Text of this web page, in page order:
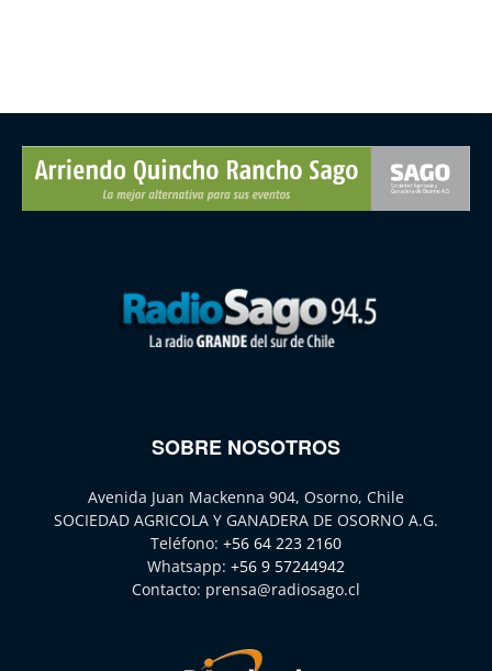
SOBRE NOSOTROS
Avenida Juan Mackenna 904, Osorno, Chile
SOCIEDAD AGRICOLA Y GANADERA DE OSORNO A.G.
Teléfono: +56 64 223 2160
Whatsapp: +56 9 57244942
Contacto: prensa@radiosago.cl